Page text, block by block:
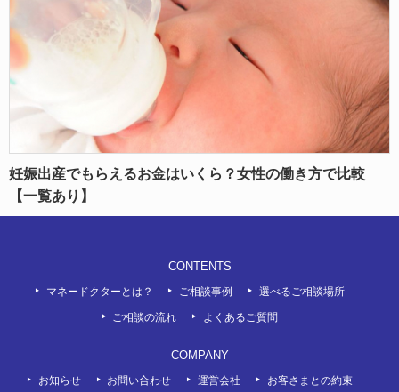
妊娠出産でもらえるお金はいくら？女性の働き方で比較
【一覧あり】
CONTENTS
マネードクターとは？ ご相談事例 選べるご相談場所
ご相談の流れ よくあるご質問
COMPANY
お知らせ お問い合わせ 運営会社 お客さまとの約束